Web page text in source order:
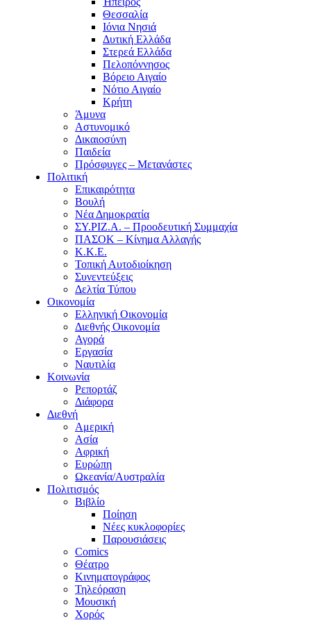
Θεσσαλία
Ιόνια Νησιά
Δυτική Ελλάδα
Στερεά Ελλάδα
Πελοπόννησος
Βόρειο Αιγαίο
Νότιο Αιγαίο
Κρήτη
Άμυνα
Αστυνομικό
Δικαιοσύνη
Παιδεία
Πρόσφυγες – Μετανάστες
Πολιτική
Επικαιρότητα
Βουλή
Νέα Δημοκρατία
ΣΥ.ΡΙΖ.Α. – Προοδευτική Συμμαχία
ΠΑΣΟΚ – Κίνημα Αλλαγής
Κ.Κ.Ε.
Τοπική Αυτοδιοίκηση
Συνεντεύξεις
Δελτία Τύπου
Οικονομία
Ελληνική Οικονομία
Διεθνής Οικονομία
Αγορά
Εργασία
Ναυτιλία
Κοινωνία
Ρεπορτάζ
Διάφορα
Διεθνή
Αμερική
Ασία
Αφρική
Ευρώπη
Ωκεανία/Αυστραλία
Πολιτισμός
Βιβλίο
Ποίηση
Νέες κυκλοφορίες
Παρουσιάσεις
Comics
Θέατρο
Κινηματογράφος
Τηλεόραση
Μουσική
Χορός